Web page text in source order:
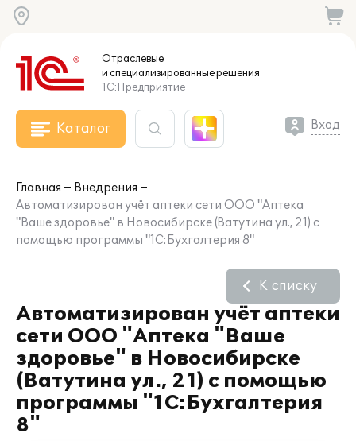
Отраслевые
и специализированныерешения
1С:Предприятие
Каталог Вход
Главная
Внедрения
Автоматизирован учёт аптеки сети ООО "Аптека
"Ваше здоровье" в Новосибирске (Ватутина ул., 21) с
помощью программы "1С:Бухгалтерия 8"
Автоматизирован учёт аптеки
сети ООО "Аптека "Ваше
здоровье" в Новосибирске
(Ватутина ул., 21) с помощью
программы "1С:Бухгалтерия
8"
К списку